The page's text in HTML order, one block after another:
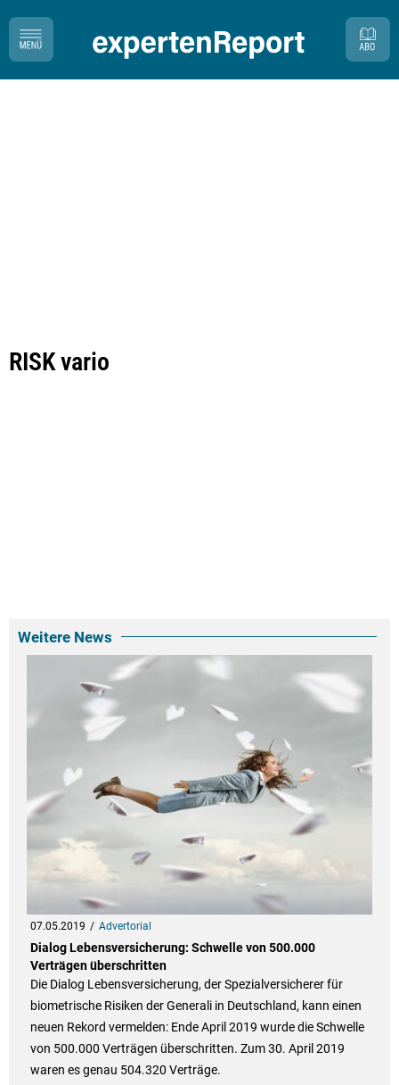
RISK vario
Weitere News
07.05.2019 Advertorial
Dialog Lebensversicherung: Schwelle von 500.000
Verträgen überschritten
Die Dialog Lebensversicherung, der Spezialversicherer für
biometrische Risiken der Generali in Deutschland, kann einen
neuen Rekord vermelden: Ende April 2019 wurde die Schwelle
von 500.000 Verträgen überschritten. Zum 30. April 2019
waren es genau 504.320 Verträge.